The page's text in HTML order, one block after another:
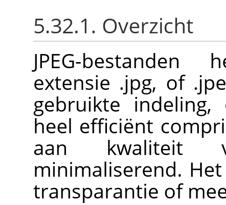
5.32.1. Overzicht
JPEG-
extensie .jpg, of
gebruikte
heel efficiënt
aan kwaliteit
minimaliserend.
transparantie of